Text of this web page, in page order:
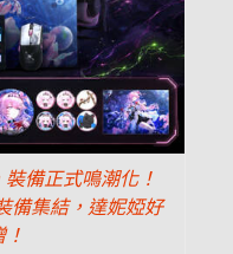
裝備正式鳴潮化！
備集結，達妮婭好